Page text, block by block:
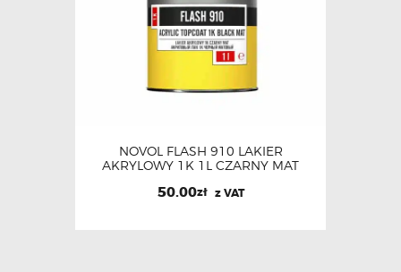
NOVOL FLASH 910 LAKIER
AKRYLOWY 1K 1L CZARNY MAT
50.00zł z VAT